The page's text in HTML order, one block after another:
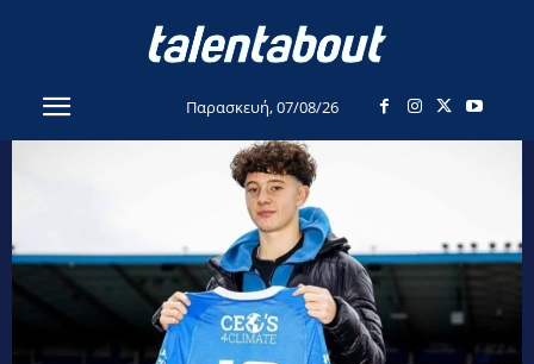
Παρασκευή, 07/08/26